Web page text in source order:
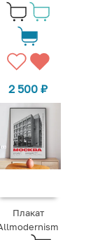
2 500₽
Плакат